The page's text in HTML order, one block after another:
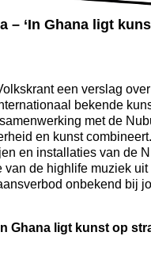
– ‘In Ghana ligt
een verslag
bekende
met de
en kunst
en installaties van de
van de highlife muziek
onbekend bij
Ghana ligt kunst op